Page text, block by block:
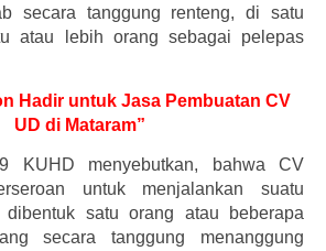
secara tanggung renteng, di satu
atau lebih orang sebagai pelepas
Hadir untuk Jasa Pembuatan CV
UD di Mataram”
KUHD menyebutkan, bahwa CV
untuk menjalankan suatu
dibentuk satu orang atau beberapa
secara tanggung menanggung